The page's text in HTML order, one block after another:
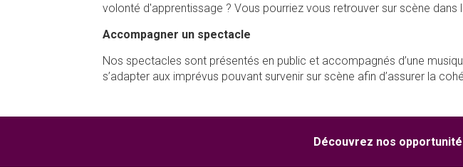
volonté d'apprentissage ? Vous pourriez vous retrouver sur scène
Accompagner un spectacle
Nos spectacles sont présentés en public et accompagnés d’une
s’adapter aux imprévus pouvant survenir sur scène afin d’assurer la
Découvrez nos